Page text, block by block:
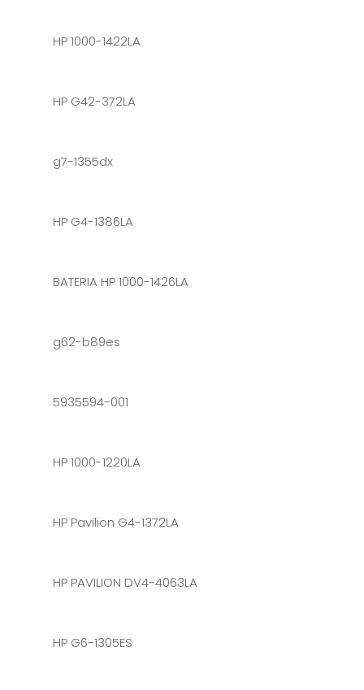
HP 1000-1422LA
HP G42-372LA
g7-1355dx
HP G4-1386LA
BATERIA HP 1000-1426LA
g62-b89es
5935594-001
HP 1000-1220LA
HP Pavilion G4-1372LA
HP PAVILION DV4-4063LA
HP G6-1305ES